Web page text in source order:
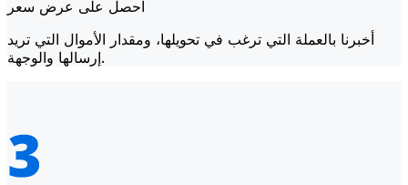
احصل على عرض سعر
أخبرنا بالعملة التي ترغب في تحويلها، ومقدار الأموال التي تريد
إرسالها والوجهة.